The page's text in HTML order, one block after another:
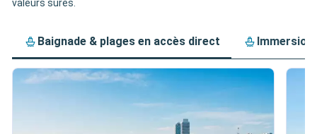
valeurs sûres.
Baignade & plages en accès direct